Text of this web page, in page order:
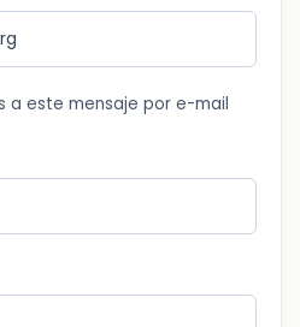
a este mensaje por e-mail